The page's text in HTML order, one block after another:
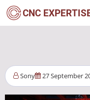
Skip
to
CNC
Sony 27 September